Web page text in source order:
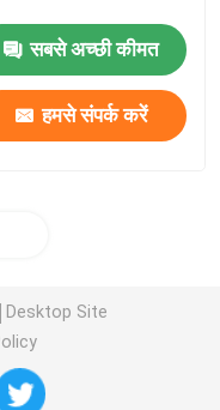
सबसे अच्छी कीमत
हमसे संपर्क करें
Desktop Site